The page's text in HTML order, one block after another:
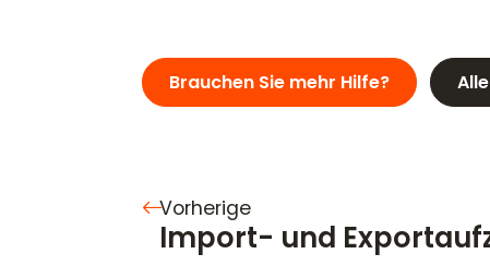
Brauchen Sie mehr Hilfe?
Vorherige
Import- und